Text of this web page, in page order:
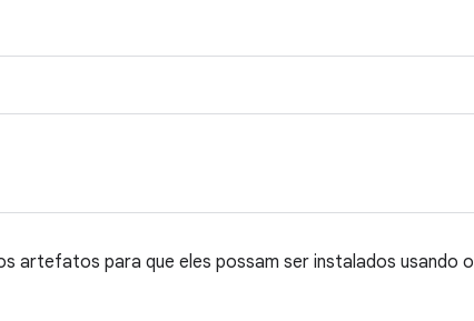
artefatos para que eles possam ser instalados usando o